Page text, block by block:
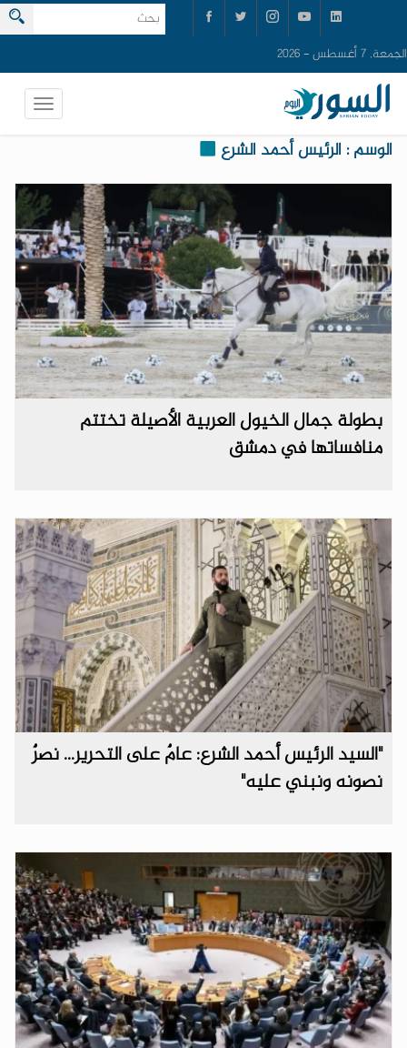
الجمعة, 7 أغسطس - 2026
الوسم : الرئيس أحمد الشرع
بطولة جمال الخيول العربية الأصيلة تختتم
منافساتها في دمشق
"السيد الرئيس أحمد الشرع: عامٌ على التحرير... نصرٌ
نصونه ونبني عليه"